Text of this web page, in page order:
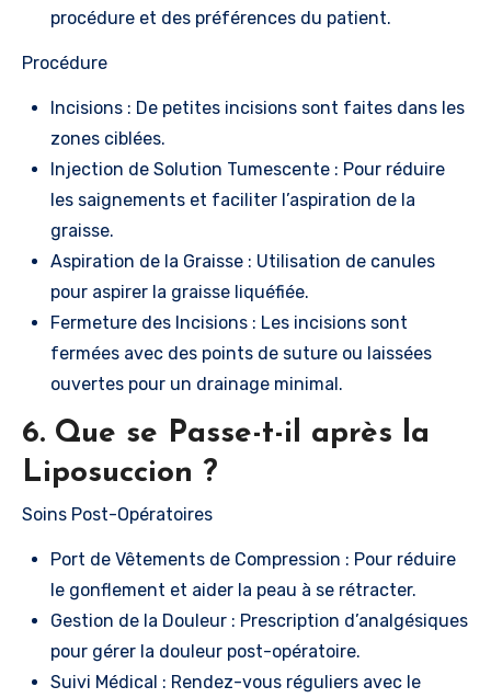
procédure et des préférences du patient.
Procédure
Incisions : De petites incisions sont faites dans les
zones ciblées.
Injection de Solution Tumescente : Pour réduire
les saignements et faciliter l’aspiration de la
graisse.
Aspiration de la Graisse : Utilisation de canules
pour aspirer la graisse liquéfiée.
Fermeture des Incisions : Les incisions sont
fermées avec des points de suture ou laissées
ouvertes pour un drainage minimal.
6. Que se Passe-t-il après la
Liposuccion ?
Soins Post-Opératoires
Port de Vêtements de Compression : Pour réduire
le gonflement et aider la peau à se rétracter.
Gestion de la Douleur : Prescription d’analgésiques
pour gérer la douleur post-opératoire.
Suivi Médical : Rendez-vous réguliers avec le